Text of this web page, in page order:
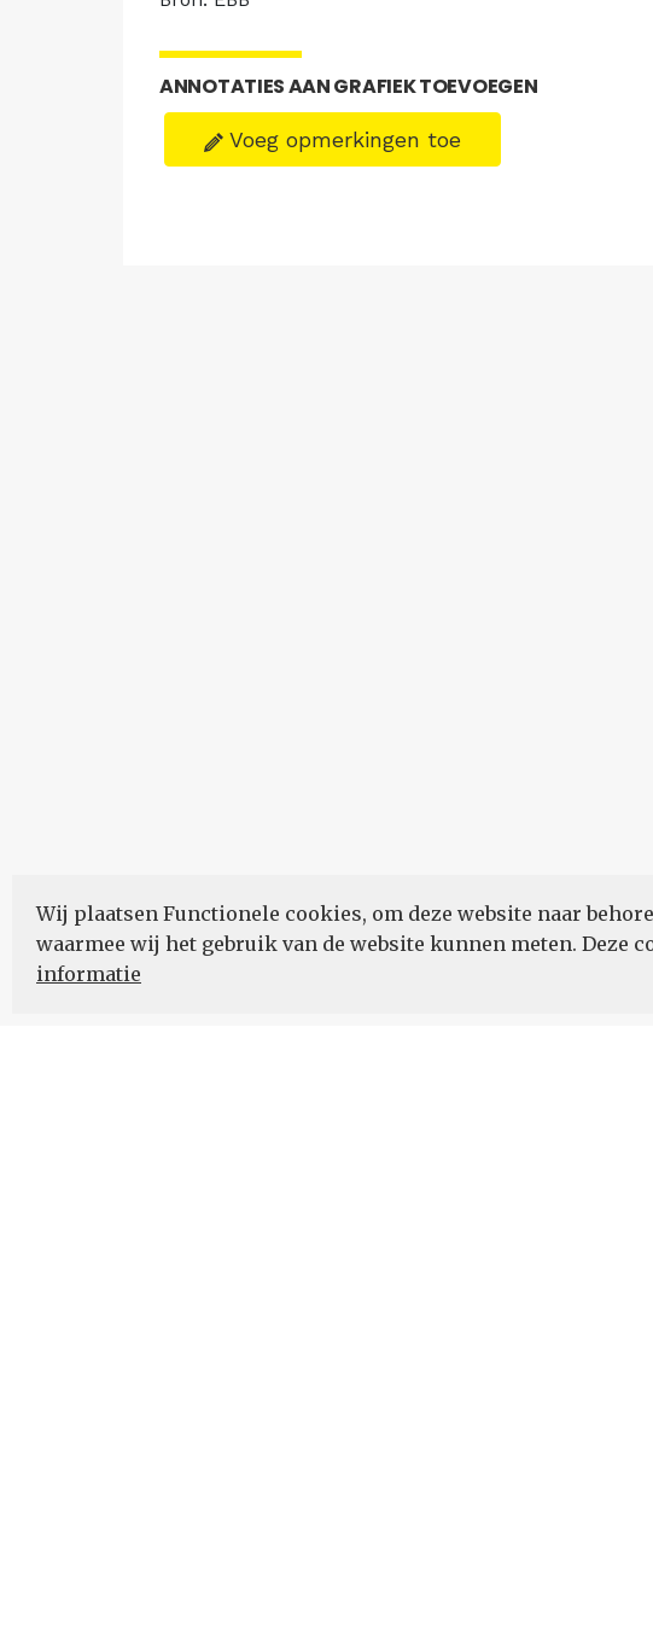
Wij plaatsen Functionele cookies, om deze website naar
waarmee wij het gebruik van de website kunnen meten. Deze
informatie
ANNOTATIES AAN GRAFIEK TOEVOEGEN
Voeg opmerkingen toe